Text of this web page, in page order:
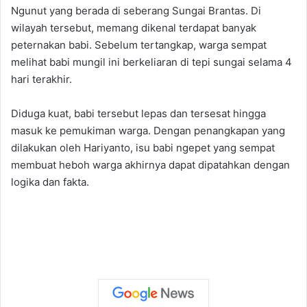
Ngunut yang berada di seberang Sungai Brantas. Di
wilayah tersebut, memang dikenal terdapat banyak
peternakan babi. Sebelum tertangkap, warga sempat
melihat babi mungil ini berkeliaran di tepi sungai selama 4
hari terakhir.
Diduga kuat, babi tersebut lepas dan tersesat hingga
masuk ke pemukiman warga. Dengan penangkapan yang
dilakukan oleh Hariyanto, isu babi ngepet yang sempat
membuat heboh warga akhirnya dapat dipatahkan dengan
logika dan fakta.